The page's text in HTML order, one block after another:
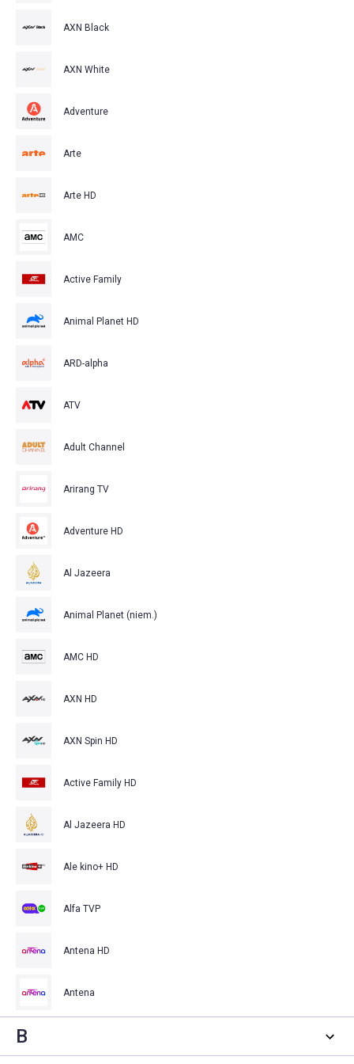
AXN Black
AXN White
Adventure
Arte
Arte HD
AMC
Active Family
Animal Planet HD
ARD-alpha
ATV
Adult Channel
Arirang TV
Adventure HD
Al Jazeera
Animal Planet (niem.)
AMC HD
AXN HD
AXN Spin HD
Active Family HD
Al Jazeera HD
Ale kino+ HD
Alfa TVP
Antena HD
Antena
B